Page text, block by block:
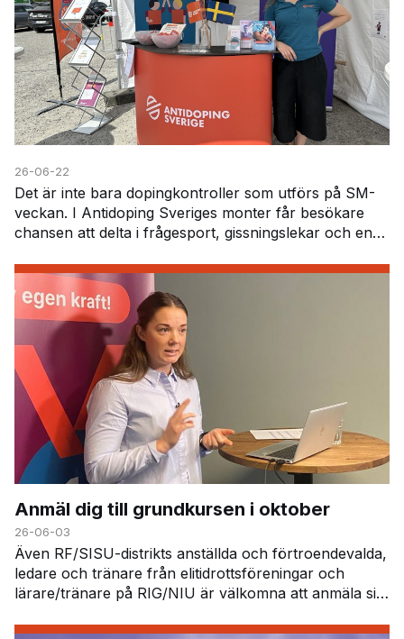
26-06-22
Det är inte bara dopingkontroller som utförs på SM-
veckan. I Antidoping Sveriges monter får besökare
chansen att delta i frågesport, gissningslekar och en
Anmäl dig till grundkursen i oktober
26-06-03
Även RF/SISU-distrikts anställda och förtroendevalda,
ledare och tränare från elitidrottsföreningar och
lärare/tränare på RIG/NIU är välkomna att anmäla sig.